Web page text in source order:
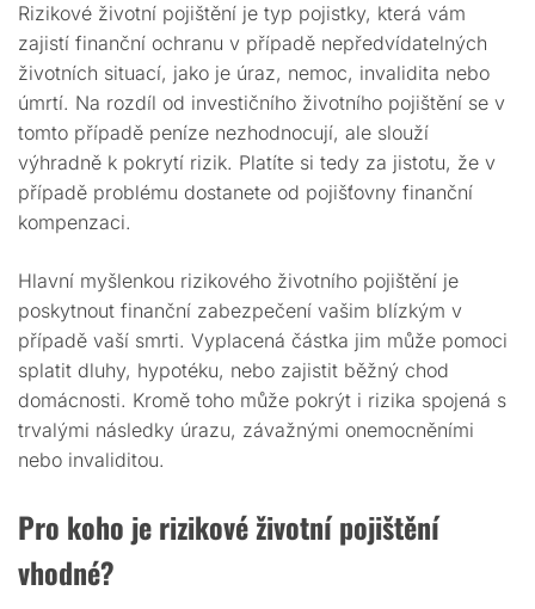
Rizikové životní pojištění je typ pojistky, která vám
zajistí finanční ochranu v případě nepředvídatelných
životních situací, jako je úraz, nemoc, invalidita nebo
úmrtí. Na rozdíl od investičního životního pojištění se v
tomto případě peníze nezhodnocují, ale slouží
výhradně k pokrytí rizik. Platíte si tedy za jistotu, že v
případě problému dostanete od pojišťovny finanční
kompenzaci.
Hlavní myšlenkou rizikového životního pojištění je
poskytnout finanční zabezpečení vašim blízkým v
případě vaší smrti. Vyplacená částka jim může pomoci
splatit dluhy, hypotéku, nebo zajistit běžný chod
domácnosti. Kromě toho může pokrýt i rizika spojená s
trvalými následky úrazu, závažnými onemocněními
nebo invaliditou.
Pro koho je rizikové životní pojištění
vhodné?